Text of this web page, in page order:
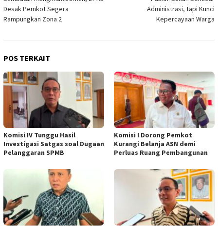
Desak Pemkot Segera
Rampungkan Zona 2
Administrasi, tapi Kunci
Kepercayaan Warga
POS TERKAIT
Komisi IV Tunggu Hasil
Investigasi Satgas soal Dugaan
Pelanggaran SPMB
Komisi I Dorong Pemkot
Kurangi Belanja ASN demi
Perluas Ruang Pembangunan